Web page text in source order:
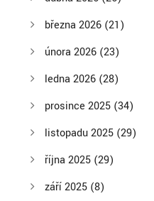
března 2026 (21)
února 2026 (23)
ledna 2026 (28)
prosince 2025 (34)
listopadu 2025 (29)
října 2025 (29)
září 2025 (8)